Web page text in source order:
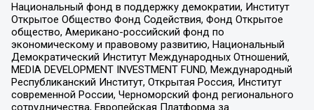
Национальный фонд в поддержку демократии, Институт
Открытое Общество Фонд Содействия, Фонд Открытое
общество, Американо-российский фонд по
экономическому и правовому развитию, Национальный
Демократический Институт Международных Отношений,
MEDIA DEVELOPMENT INVESTMENT FUND, Международный
Республиканский Институт, Открытая Россия, Институт
современной России, Черноморский фонд регионального
сотрудничества, Европейская Платформа за